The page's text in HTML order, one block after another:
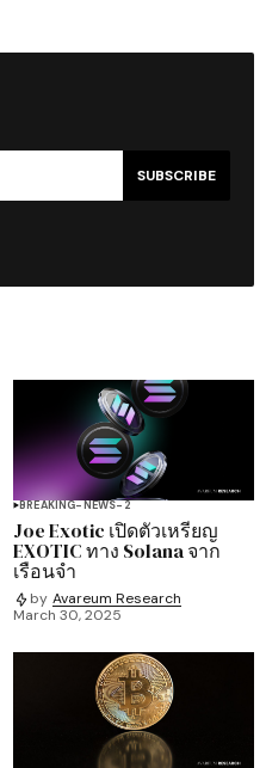
SUBSCRIBE
BREAKING-NEWS-2
Joe Exotic เปิดตัวเหรียญ
EXOTIC ทาง Solana จาก
เรือนจำ
by Avareum Research
March 30, 2025